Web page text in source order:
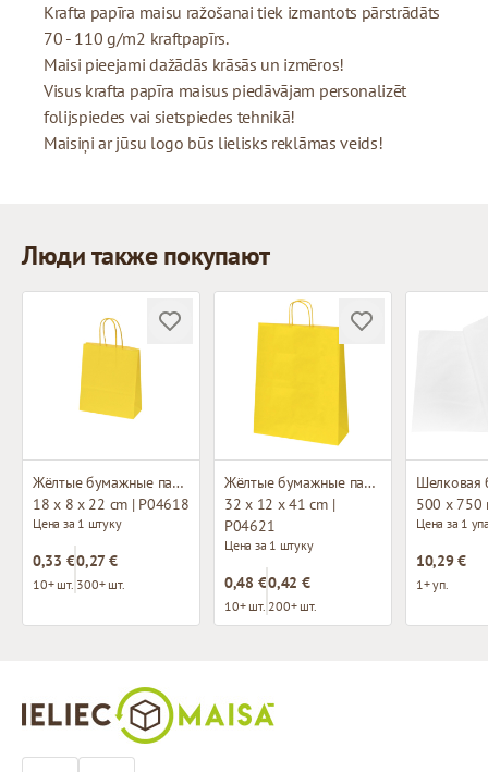
Krafta papīra maisu ražošanai tiek izmantots pārstrādāts
70 - 110 g/m2 kraftpapīrs.
Maisi pieejami dažādās krāsās un izmēros!
Visus krafta papīra maisus piedāvājam personalizēt
folijspiedes vai sietspiedes tehnikā!
Maisiņi ar jūsu logo būs lielisks reklāmas veids!
Люди также покупают
Жёлтые бумажные пакеты с плетёными ручками
18 x 8 x 22 cm | P04618
Цена за 1 штуку
0,33 €
10+ шт.
0,27 €
300+ шт.
Жёлтые бумажные пакеты с плетёными ручками
32 x 12 x 41 cm |
P04621
Цена за 1 штуку
0,48 €
10+ шт.
0,42 €
200+ шт.
Шелковая
500 x 750
Цена за 1
10,29 €
1+ уп.